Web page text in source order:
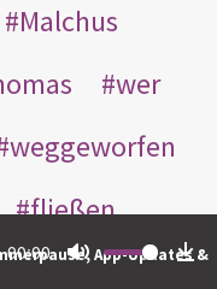
00:00
App-Updates &
Malchus
wer
weggeworfen
fließen
Opferlamm